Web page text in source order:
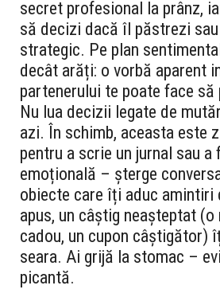
secret profesional la prânz,
să decizi dacă îl păstrezi
strategic. Pe plan
decât arăți: o vorbă aparent
partenerului te poate face să
Nu lua decizii legate de
azi. În schimb, aceasta este
pentru a scrie un jurnal sau a
emoțională – șterge
obiecte care îți aduc amintiri
apus, un câștig neașteptat (o
cadou, un cupon câștigător)
seara. Ai grijă la stomac –
picantă.